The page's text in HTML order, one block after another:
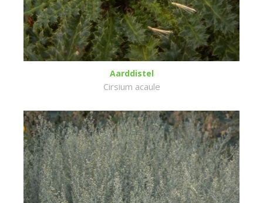
Aarddistel
Cirsium acaule